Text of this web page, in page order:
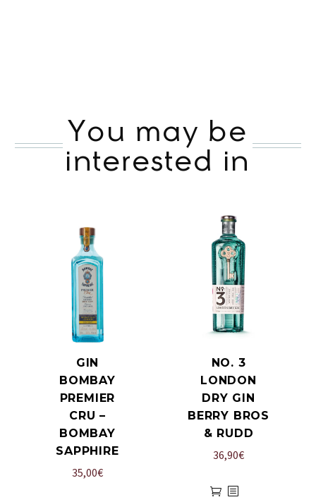
You may be
interested in
GIN
BOMBAY
PREMIER
CRU –
BOMBAY
SAPPHIRE
35,00€
NO. 3
LONDON
DRY GIN
BERRY BROS
& RUDD
36,90€